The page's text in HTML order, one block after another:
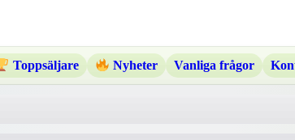
Toppsäljare Nyheter Vanliga frågor